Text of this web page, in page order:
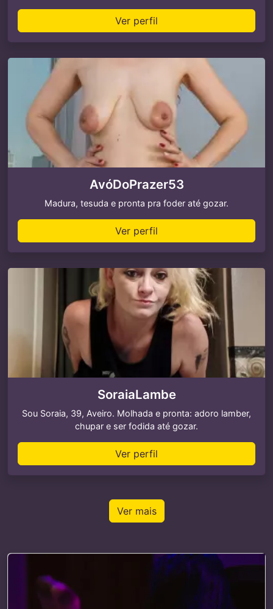
Ver perfil
AvóDoPrazer53
Madura, tesuda e pronta pra foder até gozar.
Ver perfil
SoraiaLambe
Sou Soraia, 39, Aveiro. Molhada e pronta: adoro lamber,
chupar e ser fodida até gozar.
Ver perfil
Ver mais